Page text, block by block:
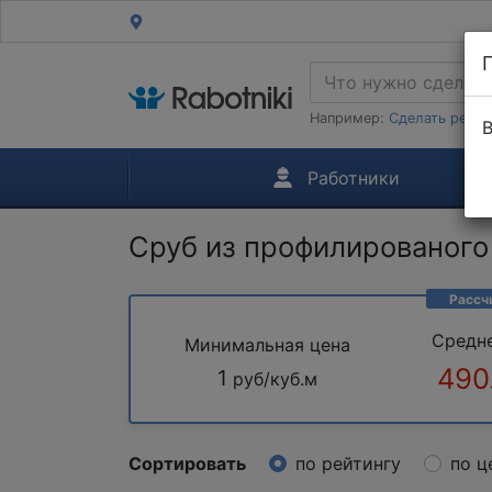
Например: Сделать
Работники
Сруб из
Минимальная цена
1 руб/куб.м
Сортировать по рейтингу по